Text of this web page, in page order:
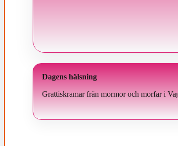
Dagens hälsning
Grattiskramar från mormor och morfar i